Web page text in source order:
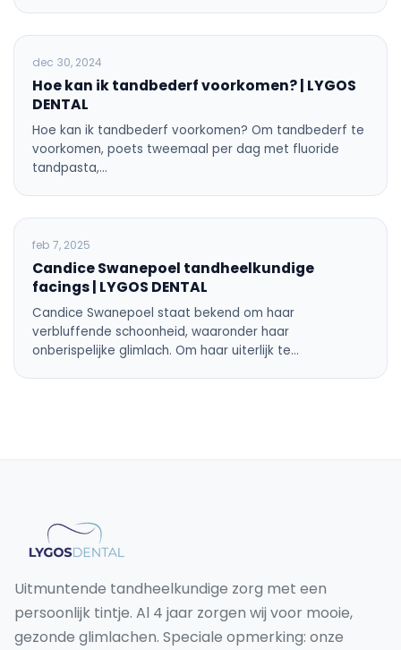
ALGEMENE TANDHEELKUNDE
dec 30, 2024
Hoe kan ik tandbederf voorkomen? | LYGOS
DENTAL
Hoe kan ik tandbederf voorkomen? Om tandbederf te
voorkomen, poets tweemaal per dag met fluoride
tandpasta,…
ALGEMENE TANDHEELKUNDE
feb 7, 2025
Candice Swanepoel tandheelkundige
facings | LYGOS DENTAL
Candice Swanepoel staat bekend om haar
verbluffende schoonheid, waaronder haar
onberispelijke glimlach. Om haar uiterlijk te…
Uitmuntende tandheelkundige zorg met een
persoonlijk tintje. Al 4 jaar zorgen wij voor mooie,
gezonde glimlachen. Speciale opmerking: onze